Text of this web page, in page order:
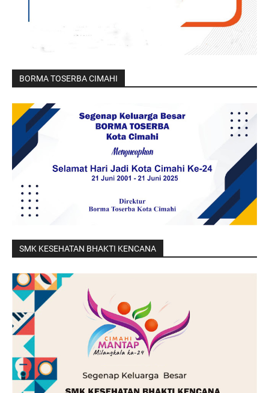
BORMA TOSERBA CIMAHI
SMK KESEHATAN BHAKTI KENCANA